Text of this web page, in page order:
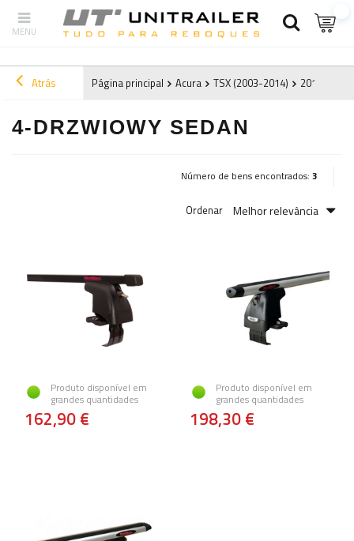
Atrás Página principal Acura TSX (2003-2014) 2012
4-DRZWIOWY SEDAN
Número de bens encontrados: 3
Ordenar Melhor relevância
Produto disponível em
grandes quantidades
162,90 €
Produto disponível em
grandes quantidades
198,30 €